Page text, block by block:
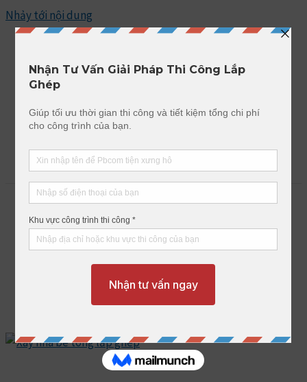
Nhảy tới nội dung
kè chắn đất